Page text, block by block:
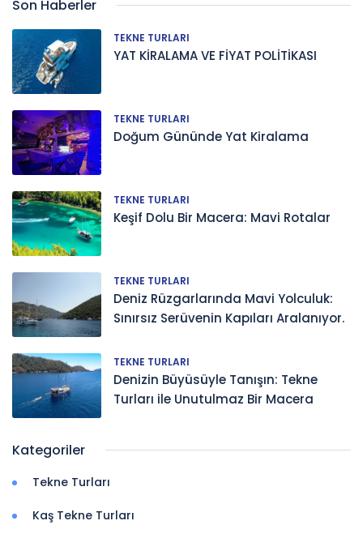
Son Haberler
TEKNE TURLARI
YAT KİRALAMA VE FİYAT POLİTİKASI
TEKNE TURLARI
Doğum Gününde Yat Kiralama
TEKNE TURLARI
Keşif Dolu Bir Macera: Mavi Rotalar
TEKNE TURLARI
Deniz Rüzgarlarında Mavi Yolculuk:
Sınırsız Serüvenin Kapıları Aralanıyor.
TEKNE TURLARI
Denizin Büyüsüyle Tanışın: Tekne
Turları ile Unutulmaz Bir Macera
Kategoriler
Tekne Turları
Kaş Tekne Turları